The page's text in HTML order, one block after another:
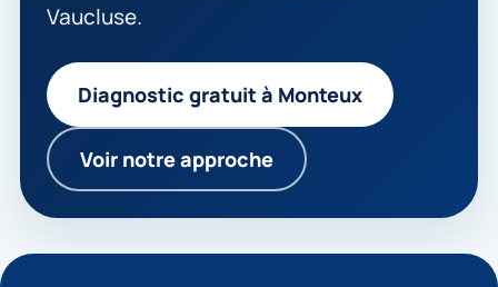
Vaucluse.
Diagnostic gratuit à Monteux
Voir notre approche